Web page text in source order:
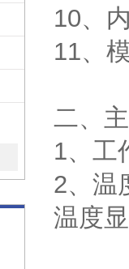
10、
11、
二、
1、工
2、温
温度